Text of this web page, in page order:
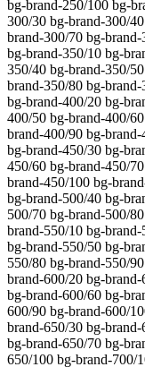
bg-brand-250/100 bg-
300/30 bg-brand-300/
brand-300/70 bg-
bg-brand-350/10 bg-
350/40 bg-brand-350/
brand-350/80 bg-
bg-brand-400/20 bg-
400/50 bg-brand-400/
brand-400/90 bg-
bg-brand-450/30 bg-
450/60 bg-brand-450/
brand-450/100 bg-
bg-brand-500/40 bg-
500/70 bg-brand-500/
brand-550/10 bg-
bg-brand-550/50 bg-
550/80 bg-brand-550/
brand-600/20 bg-
bg-brand-600/60 bg-
600/90 bg-brand-600/
brand-650/30 bg-
bg-brand-650/70 bg-
650/100 bg-brand-700/